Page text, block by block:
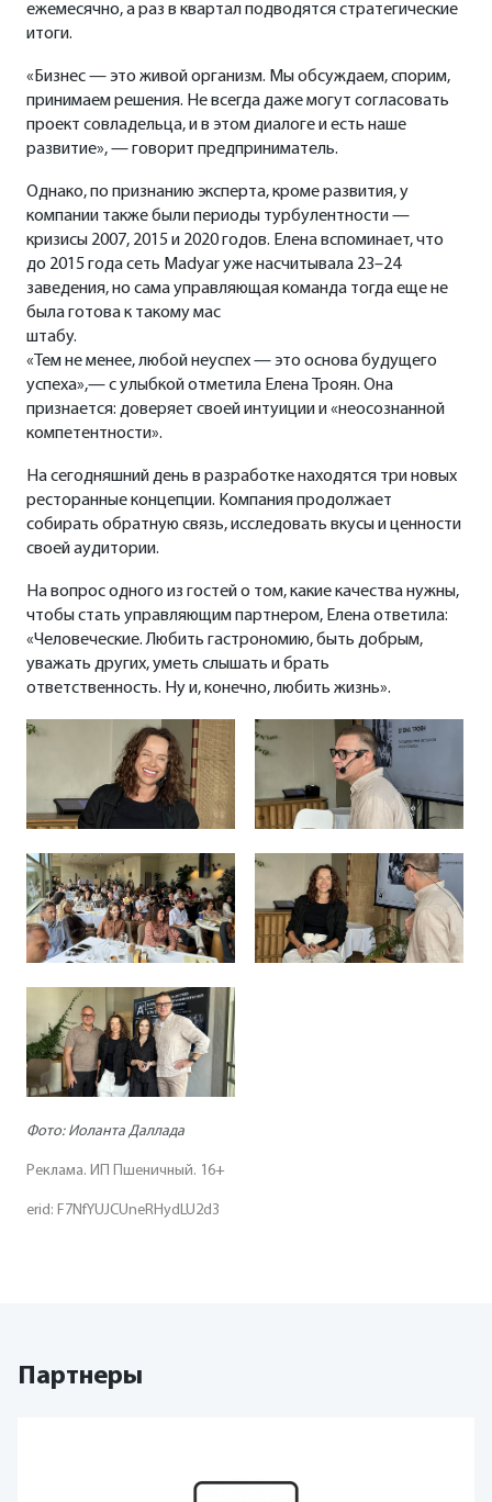
ежемесячно, а раз в квартал подводятся стратегические
итоги.
«Бизнес — это живой организм. Мы обсуждаем, спорим,
принимаем решения. Не всегда даже могут согласовать
проект совладельца, и в этом диалоге и есть наше
развитие», — говорит предприниматель.
Однако, по признанию эксперта, кроме развития, у
компании также были периоды турбулентности —
кризисы 2007, 2015 и 2020 годов. Елена вспоминает, что
до 2015 года сеть Madyar уже насчитывала 23–24
заведения, но сама управляющая команда тогда еще не
была готова к такому мас
штабу.
«Тем не менее, любой неуспех — это основа будущего
успеха»,— с улыбкой отметила Елена Троян. Она
признается: доверяет своей интуиции и «неосознанной
компетентности».
На сегодняшний день в разработке находятся три новых
ресторанные концепции. Компания продолжает
собирать обратную связь, исследовать вкусы и ценности
своей аудитории.
На вопрос одного из гостей о том, какие качества нужны,
чтобы стать управляющим партнером, Елена ответила:
«Человеческие. Любить гастрономию, быть добрым,
уважать других, уметь слышать и брать
ответственность. Ну и, конечно, любить жизнь».
Фото: Иоланта Даллада
Реклама. ИП Пшеничный. 16+
erid: F7NfYUJCUneRHydLU2d3
Партнеры